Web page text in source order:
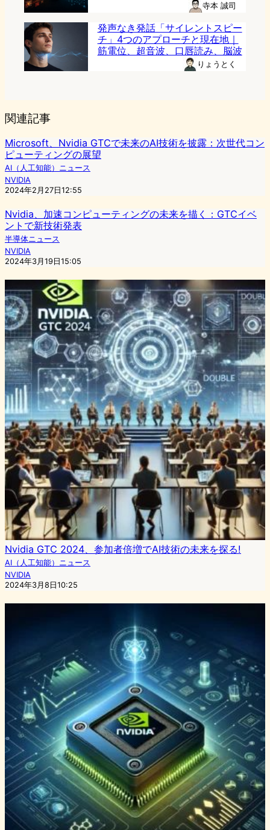
寺本 誠司
発声なき発話「サイレントスピー
チ」4つのアプローチと現在地｜
筋電位、超音波、口唇読み、脳波
りょうとく
関連記事
Microsoft、Nvidia GTCで未来のAI技術を披露：次世代コン
ピューティングの展望
AI（人工知能）ニュース
NVIDIA
2024年2月27日12:55
Nvidia、加速コンピューティングの未来を描く：GTCイベ
ントで新技術発表
半導体ニュース
NVIDIA
2024年3月19日15:05
Nvidia GTC 2024、参加者倍増でAI技術の未来を探る!
AI（人工知能）ニュース
NVIDIA
2024年3月8日10:25